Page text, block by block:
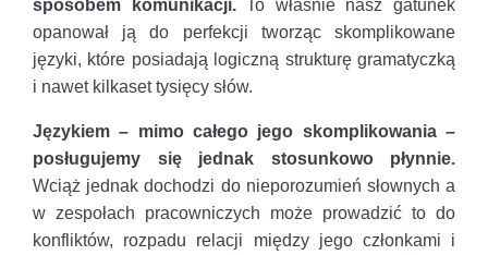
sposobem komunikacji.To właśnie nasz gatunek
opanował ją do perfekcji tworząc skomplikowane
języki, które posiadają logiczną strukturę gramatyczką
i nawet kilkaset tysięcy słów.
Językiem – mimo całego jego skomplikowania –
posługujemy się jednak stosunkowo płynnie.
Wciąż jednak dochodzi do nieporozumień słownych a
w zespołach pracowniczych może prowadzić to do
konfliktów, rozpadu relacji między jego członkami i